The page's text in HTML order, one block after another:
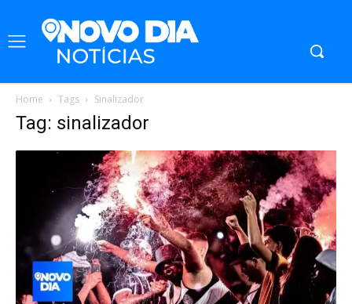
Home Tags Sinalizador
Tag: sinalizador